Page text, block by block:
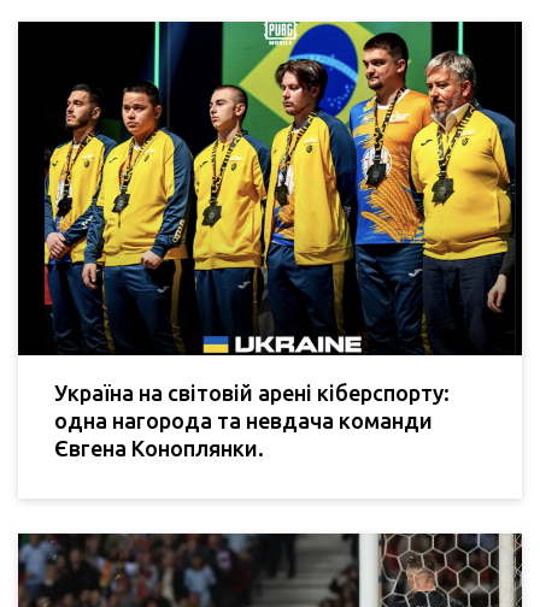
Україна на світовій арені кіберспорту:
одна нагорода та невдача команди
Євгена Коноплянки.